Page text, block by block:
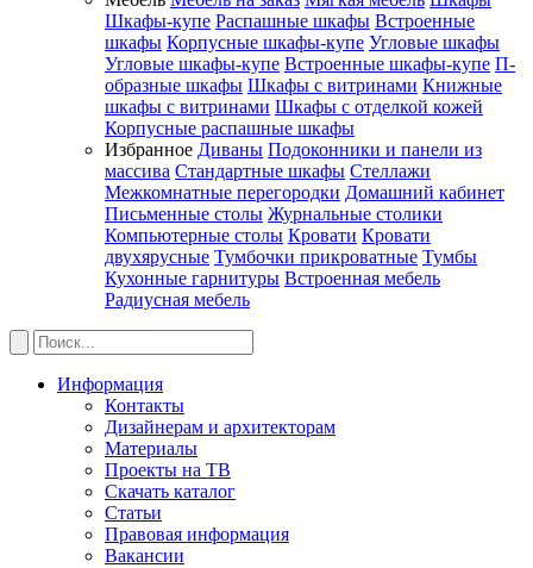
Шкафы-купе Распашные шкафы Встроенные
шкафы Корпусные шкафы-купе Угловые шкафы
Угловые шкафы-купе Встроенные шкафы-купе П-
образные шкафы Шкафы с витринами Книжные
шкафы с витринами Шкафы c отделкой кожей
Корпусные распашные шкафы
Избранное Диваны Подоконники и панели из
массива Стандартные шкафы Стеллажи
Межкомнатные перегородки Домашний кабинет
Письменные столы Журнальные столики
Компьютерные столы Кровати Кровати
двухярусные Тумбочки прикроватные Тумбы
Кухонные гарнитуры Встроенная мебель
Радиусная мебель
Информация
Контакты
Дизайнерам и архитекторам
Материалы
Проекты на ТВ
Скачать каталог
Статьи
Правовая информация
Вакансии